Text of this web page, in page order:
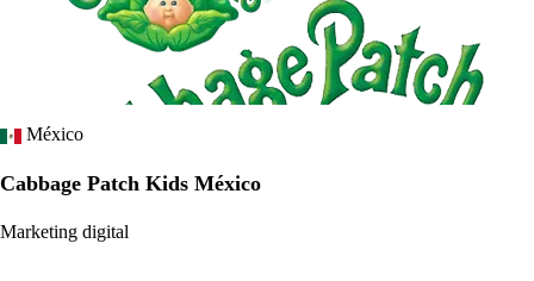
México
Cabbage Patch Kids México
Marketing digital